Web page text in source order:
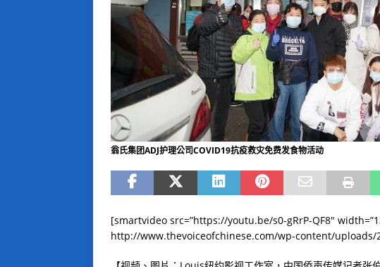
翁氏集团ADJ护理公司COVID19抗疫救灾免费发食物活动
[smartvideo src=”https://youtu.be/s0-gRrP-QF8″
http://www.thevoiceofchinese.com/wp-content/uploads/